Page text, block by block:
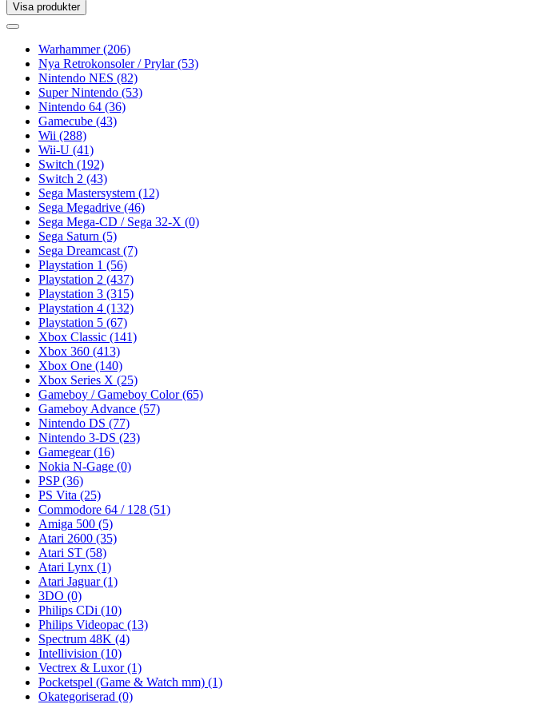
Visa produkter
Toggle
Toggle
navigationWarhammer(206)
Nya Retrokonsoler / Prylar(53)
Nintendo NES (82)
Super Nintendo (53)
Nintendo 64 (36)
Gamecube (43)
Wii (288)
Wii-U (41)
Switch (192)
Switch 2 (43)
Sega Mastersystem (12)
Sega Megadrive (46)
Sega Mega-CD / Sega 32-X (0)
Sega Saturn (5)
Sega Dreamcast (7)
Playstation 1 (56)
Playstation 2 (437)
Playstation 3 (315)
Playstation 4 (132)
Playstation 5 (67)
Xbox Classic (141)
Xbox 360 (413)
Xbox One (140)
Xbox Series X (25)
Gameboy / Gameboy Color(65)
Gameboy Advance (57)
Nintendo DS (77)
Nintendo 3-DS (23)
Gamegear(16)
Nokia N-Gage (0)
PSP(36)
PS Vita (25)
Commodore 64 / 128 (51)
Amiga 500 (5)
Atari 2600 (35)
Atari ST (58)
Atari Lynx (1)
Atari Jaguar(1)
3DO (0)
Philips CDi (10)
Philips Videopac (13)
Spectrum 48K (4)
Intellivision (10)
Vectrex & Luxor(1)
Pocketspel (Game & Watch mm) (1)
Okategoriserad (0)